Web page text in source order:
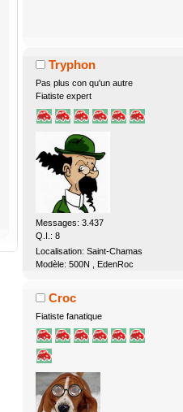
Tryphon
Pas plus con qu'un autre
Fiatiste expert
Messages: 3.437
Q.I.: 8
Localisation: Saint-Chamas
Modèle: 500N , EdenRoc
Croc
Fiatiste fanatique